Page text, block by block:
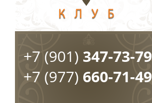
+7 (901) 347-73-79
+7 (977) 660-71-49